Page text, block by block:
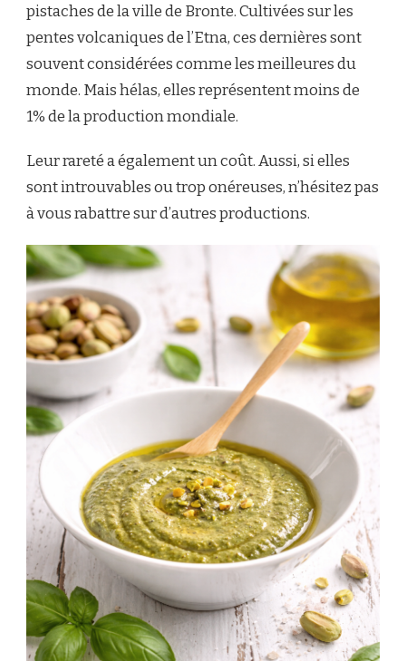
pistaches de la ville de Bronte. Cultivées sur les
pentes volcaniques de l’Etna, ces dernières sont
souvent considérées comme les meilleures du
monde. Mais hélas, elles représentent moins de
1% de la production mondiale.
Leur rareté a également un coût. Aussi, si elles
sont introuvables ou trop onéreuses, n’hésitez pas
à vous rabattre sur d’autres productions.